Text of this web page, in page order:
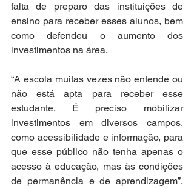
falta de preparo das instituições de
ensino para receber esses alunos, bem
como defendeu o aumento dos
investimentos na área.
“A escola muitas vezes não entende ou
não está apta para receber esse
estudante. É preciso mobilizar
investimentos em diversos campos,
como acessibilidade e informação, para
que esse público não tenha apenas o
acesso à educação, mas às condições
de permanência e de aprendizagem”,